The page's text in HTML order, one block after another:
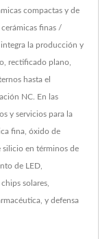
compactas y de
finas /
integra la producción y
rectificado plano,
hasta el
NC. En las
y servicios para la
fina, óxido de
en términos de
de LED,
solares,
y defensa